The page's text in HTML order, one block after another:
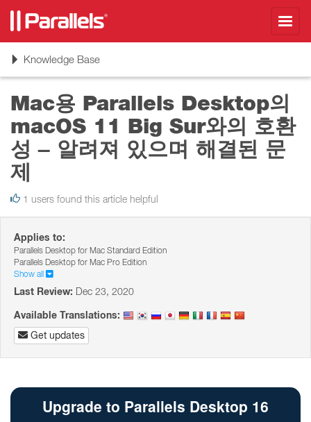
ToggleKnowledge Base
Mac용 Parallels Desktop의
macOS 11 Big Sur와의 호환
성 – 알려져 있으며 해결된 문
제
1 users found this article helpful
Applies to:
Parallels Desktop for Mac Standard Edition
Parallels Desktop for Mac Pro Edition
Show all
Last Review: Dec 23, 2020
Available Translations:
Get updates